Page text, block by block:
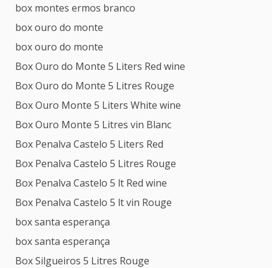
box montes ermos branco
box ouro do monte
box ouro do monte
Box Ouro do Monte 5 Liters Red wine
Box Ouro do Monte 5 Litres Rouge
Box Ouro Monte 5 Liters White wine
Box Ouro Monte 5 Litres vin Blanc
Box Penalva Castelo 5 Liters Red
Box Penalva Castelo 5 Litres Rouge
Box Penalva Castelo 5 lt Red wine
Box Penalva Castelo 5 lt vin Rouge
box santa esperança
box santa esperança
Box Silgueiros 5 Litres Rouge